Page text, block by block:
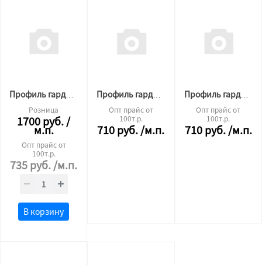
Профиль гардина П-образный05 2х рядная 2,5 м.п. ЧЁРНЫЙ
Розница
1700руб./
м.п.
Опт прайс от
100т.р.
735руб./м.п.
В корзину
Профиль гардина П-образный05 2х рядная 3,6 м.п. БЕЛЫЙ
Опт прайс от
100т.р.
710руб./м.п.
Профиль гардина П-образный05 2х рядная 2,5 м.п. БЕЛЫЙ
Опт прайс от
100т.р.
710руб./м.п.